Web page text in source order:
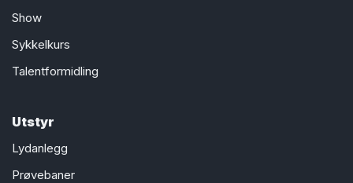
Show
Sykkelkurs
Talentformidling
Utstyr
Lydanlegg
Prøvebaner